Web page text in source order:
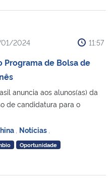
2024 11:57
Programa de Bolsa de
anuncia aos alunos(as) da
de candidatura para o
Notícias
Oportunidade